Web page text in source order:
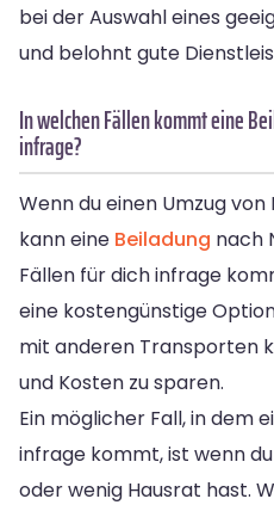
bei der Auswahl eines
und belohnt gute
In welchen Fällen kommt eine
infrage?
Wenn du einen Umzug
kann eine Beiladung nach
Fällen für dich infrage
eine kostengünstige
mit anderen Transporten
und Kosten zu sparen.
Ein möglicher Fall, in dem
infrage kommt, ist wenn
oder wenig Hausrat hast.